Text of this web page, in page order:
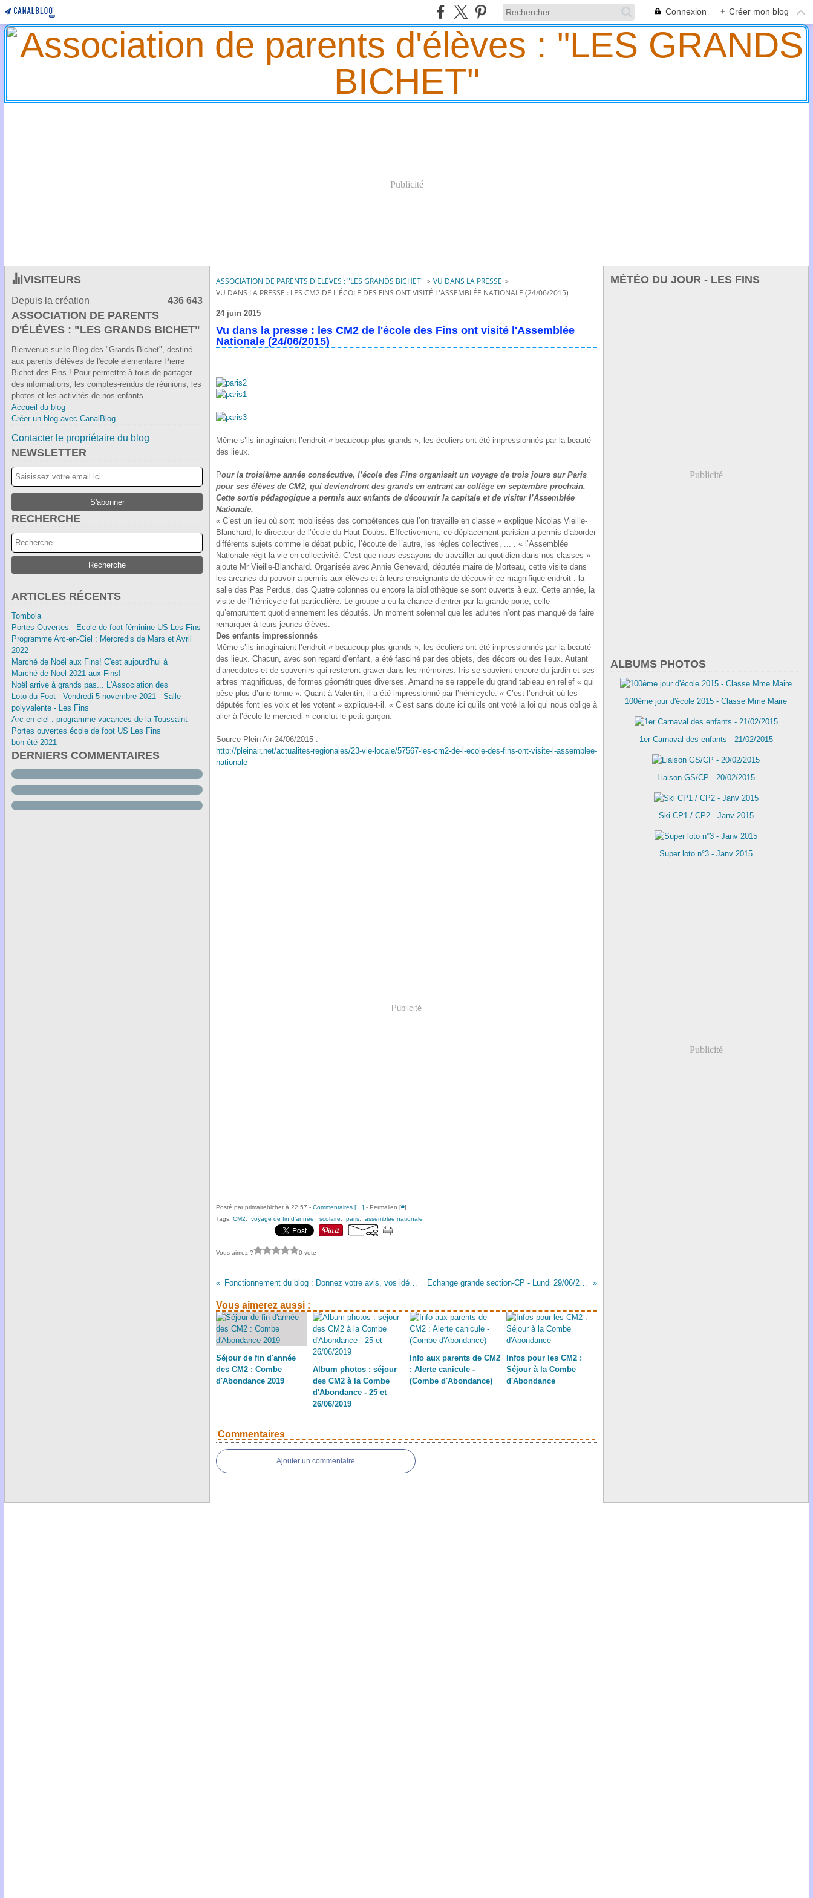
Connexion + Créer mon blog
Publicité
VISITEURS
Depuis la création 436 643
ASSOCIATION DE PARENTS
D'ÉLÈVES : "LES GRANDS BICHET"
Bienvenue sur le Blog des "Grands Bichet", destiné
aux parents d'élèves de l'école élémentaire Pierre
Bichet des Fins ! Pour permettre à tous de partager
des informations, les comptes-rendus de réunions, les
photos et les activités de nos enfants.
Accueil du blog
Créer un blog avec CanalBlog
Contacter le propriétaire du blog
NEWSLETTER
RECHERCHE
ARTICLES RÉCENTS
Tombola
Portes Ouvertes - Ecole de foot féminine US Les Fins
Programme Arc-en-Ciel : Mercredis de Mars et Avril
2022
Marché de Noël aux Fins! C'est aujourd'hui à
Marché de Noël 2021 aux Fins!
Noël arrive à grands pas... L'Association des
Loto du Foot - Vendredi 5 novembre 2021 - Salle
polyvalente - Les Fins
Arc-en-ciel : programme vacances de la Toussaint
Portes ouvertes école de foot US Les Fins
bon été 2021
DERNIERS COMMENTAIRES
ASSOCIATION DE PARENTS D'ÉLÈVES : "LES GRANDS BICHET" > VU DANS LA PRESSE >
VU DANS LA PRESSE : LES CM2 DE L'ÉCOLE DES FINS ONT VISITÉ L'ASSEMBLÉE NATIONALE (24/06/2015)
24 juin 2015
Vu dans la presse : les CM2 de l'école des Fins ont visité l'Assemblée
Nationale (24/06/2015)
Même s’ils imaginaient l’endroit « beaucoup plus grands », les écoliers ont été impressionnés par la beauté
des lieux.
Pour la troisième année consécutive, l’école des Fins organisait un voyage de trois jours sur Paris
pour ses élèves de CM2, qui deviendront des grands en entrant au collège en septembre prochain.
Cette sortie pédagogique a permis aux enfants de découvrir la capitale et de visiter l’Assemblée
Nationale.
« C’est un lieu où sont mobilisées des compétences que l’on travaille en classe » explique Nicolas Vieille-
Blanchard, le directeur de l’école du Haut-Doubs. Effectivement, ce déplacement parisien a permis d’aborder
différents sujets comme le débat public, l’écoute de l’autre, les règles collectives, ... . « l’Assemblée
Nationale régit la vie en collectivité. C’est que nous essayons de travailler au quotidien dans nos classes »
ajoute Mr Vieille-Blanchard. Organisée avec Annie Genevard, députée maire de Morteau, cette visite dans
les arcanes du pouvoir a permis aux élèves et à leurs enseignants de découvrir ce magnifique endroit : la
salle des Pas Perdus, des Quatre colonnes ou encore la bibliothèque se sont ouverts à eux. Cette année, la
visite de l’hémicycle fut particulière. Le groupe a eu la chance d’entrer par la grande porte, celle
qu’empruntent quotidiennement les députés. Un moment solennel que les adultes n’ont pas manqué de faire
remarquer à leurs jeunes élèves.
Des enfants impressionnés
Même s’ils imaginaient l’endroit « beaucoup plus grands », les écoliers ont été impressionnés par la beauté
des lieux. Chacun, avec son regard d’enfant, a été fasciné par des objets, des décors ou des lieux. Autant
d’anecdotes et de souvenirs qui resteront graver dans les mémoires. Iris se souvient encore du jardin et ses
arbres magnifiques, de formes géométriques diverses. Amandine se rappelle du grand tableau en relief « qui
pèse plus d’une tonne ». Quant à Valentin, il a été impressionné par l’hémicycle. « C’est l’endroit où les
députés font les voix et les votent » explique-t-il. « C’est sans doute ici qu’ils ont voté la loi qui nous oblige à
aller à l’école le mercredi » conclut le petit garçon.
Source Plein Air 24/06/2015 :
http://pleinair.net/actualites-regionales/23-vie-locale/57567-les-cm2-de-l-ecole-des-fins-ont-visite-l-assemblee-
nationale
Publicité
Posté par primairebichet à 22:57 - Commentaires [ ] - Permalien [#]
Tags: CM2 voyage de fin d'année scolaire paris assemblée nationale
Vous aimez ? 0 vote
Fonctionnement du blog : Donnez votre avis, vos idées ! Echange grande section-CP - Lundi 29/06/2015
Vous aimerez aussi :
Séjour de fin d'année
des CM2 : Combe
d'Abondance 2019
Album photos : séjour
des CM2 à la Combe
d'Abondance - 25 et
26/06/2019
Info aux parents de CM2
: Alerte canicule -
(Combe d'Abondance)
Infos pour les CM2 :
Séjour à la Combe
d'Abondance
Commentaires
Ajouter un commentaire
MÉTÉO DU JOUR - LES FINS
Publicité
ALBUMS PHOTOS
100ème jour d'école 2015 - Classe Mme Maire
1er Carnaval des enfants - 21/02/2015
Liaison GS/CP - 20/02/2015
Ski CP1 / CP2 - Janv 2015
Super loto n°3 - Janv 2015
Publicité